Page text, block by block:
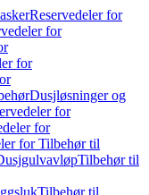
Reservedeler for
for
for
Dusjløsninger og
for
for
for Tilbehør til
Tilbehør til
Tilbehør til